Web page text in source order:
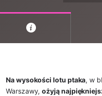
Na wysokości lotu ptaka, w
Warszawy,ożyją